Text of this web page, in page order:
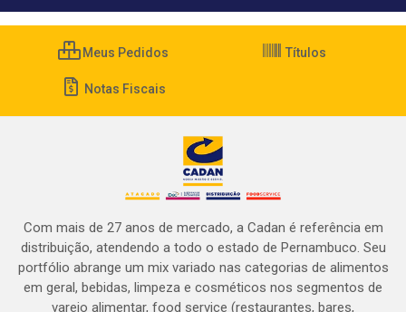
Meus Pedidos Títulos
Notas Fiscais
Com mais de 27 anos de mercado, a Cadan é referência em
distribuição, atendendo a todo o estado de Pernambuco. Seu
portfólio abrange um mix variado nas categorias de alimentos
em geral, bebidas, limpeza e cosméticos nos segmentos de
varejo alimentar, food service (restaurantes, bares,